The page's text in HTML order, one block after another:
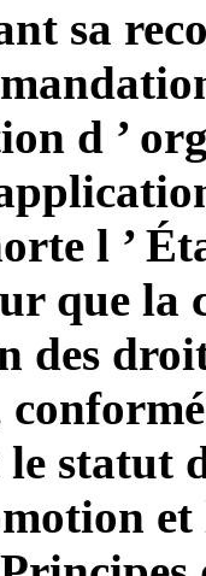
sa
d ’
l ’
que la
des
statut
et